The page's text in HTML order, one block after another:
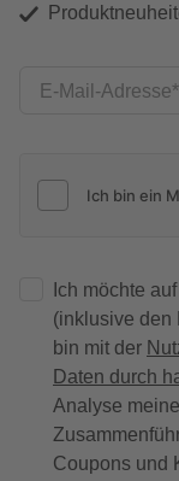
E-Mail-Adresse
Ich möchte
(inklusive den
bin mit der
Daten durch
Analyse
Coupons und